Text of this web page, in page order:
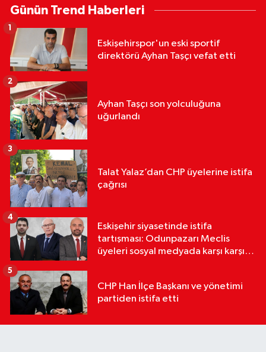
Günün Trend Haberleri
Eskişehirspor'un eski sportif
direktörü Ayhan Taşçı vefat etti
1
Ayhan Taşçı son yolculuğuna
uğurlandı
2
Talat Yalaz’dan CHP üyelerine istifa
çağrısı
3
Eskişehir siyasetinde istifa
tartışması: Odunpazarı Meclis
üyeleri sosyal medyada karşı karşıya
4
CHP Han İlçe Başkanı ve yönetimi
partiden istifa etti
5